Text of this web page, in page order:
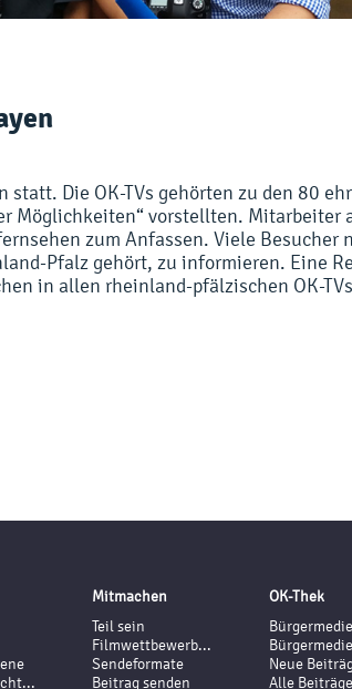
statt. Die OK-TVs gehörten zu den 80
Möglichkeiten“ vorstellten. Mitarbeiter
zum Anfassen. Viele Besucher
Pfalz gehört, zu informieren. Eine
in allen rheinland-pfälzischen OK-
Mitmachen
Teil sein
Filmwettbewerb...
Sendeformate
Beitrag senden
OK-Thek
Neue
Alle Beiträge